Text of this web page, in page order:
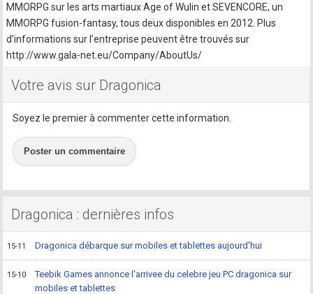
MMORPG sur les arts martiaux Age of Wulin et SEVENCORE, un
MMORPG fusion-fantasy, tous deux disponibles en 2012. Plus
d’informations sur l’entreprise peuvent être trouvés sur
http://www.gala-net.eu/Company/AboutUs/
Votre avis sur Dragonica
Soyez le premier à commenter cette information.
Poster un commentaire
Dragonica : dernières infos
15-11 Dragonica débarque sur mobiles et tablettes aujourd'hui
15-10
Teebik Games annonce l'arrivee du celebre jeu PC dragonica sur
mobiles et tablettes